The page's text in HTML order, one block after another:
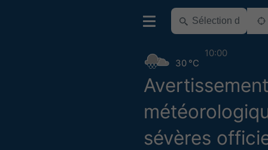
sévères
30 °C
10:00